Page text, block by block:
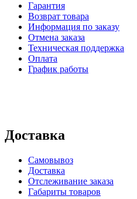
Гарантия
Возврат товара
Информация по заказу
Отмена заказа
Техническая поддержка
Оплата
График работы
Доставка
Самовывоз
Доставка
Отслеживание заказа
Габариты товаров